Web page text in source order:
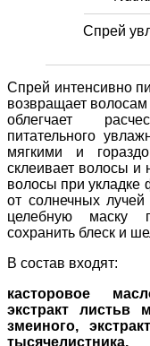
Спрей
Спрей интенсивно
возвращает волосам
облегчает
питательного
мягкими и
склеивает волосы и
волосы при укладке
от солнечных лучей
целебную маску
сохранить блеск и
В состав входят:
касторовое
экстракт листьв
змеиного,